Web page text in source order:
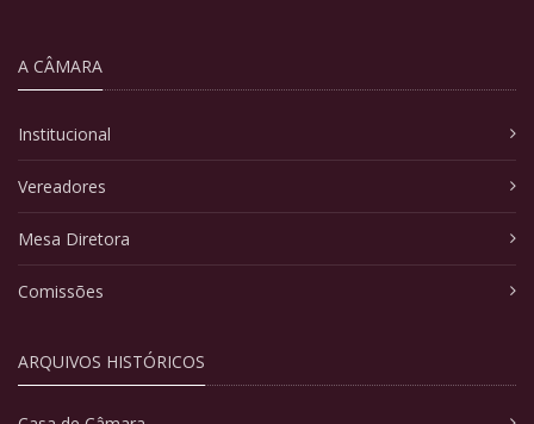
A CÂMARA
Institucional
Vereadores
Mesa Diretora
Comissões
ARQUIVOS HISTÓRICOS